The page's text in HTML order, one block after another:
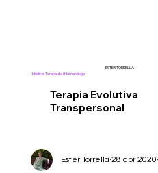
Terapia Evolutiva
Transpersonal
Médica, Terapeuta i Numeróloga
ESTER TORRELLA
Ester Torrella 28 abr 2020